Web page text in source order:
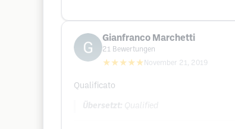
Gianfranco Marchetti
21 Bewertungen
★★★★★ November 21, 2019
Qualificato
Übersetzt: Qualified